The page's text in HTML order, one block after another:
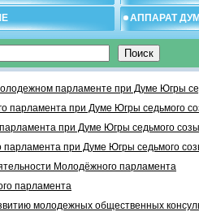
АППАРАТ
парламенте при Думе Югры
парламента при Думе Югры седьмого
при Думе Югры седьмого
при Думе Югры седьмого
Молодёжного парламента
парламента
молодежных общественных